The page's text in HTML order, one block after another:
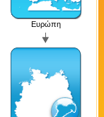
Ευρώπη